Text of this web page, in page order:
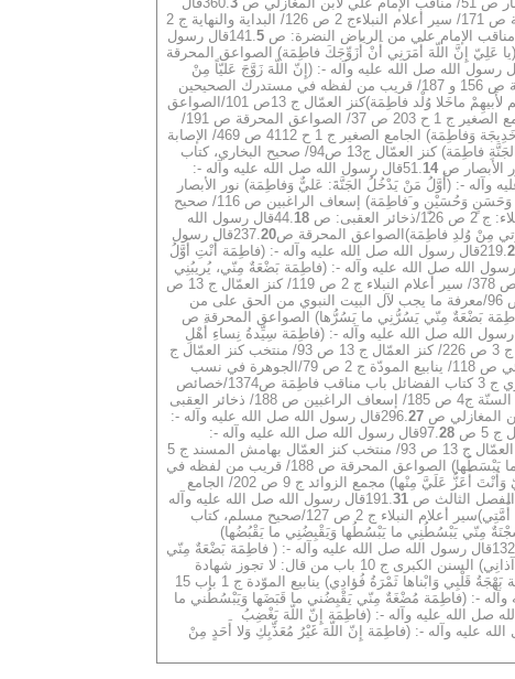
رسول الله صل الله عليه وآله -: (حَسْبُك مِنْ نساء ِالعالَميَن أَرْبَع: مَرْيمَ وَآسيَة وَخَديجَة وَفاطِمَة) مستدرك الصحيحين ج 3 باب مناقب فاطِمَة ص 171/ سير أعلام النبلاءج 2 ص 126/ البداية والنهاية ج 2
الإمام علي من الرياض النضرة: ص 141.5
قال رسول
عَلِيّ إِنَّ اللّهَ أَمَرَنِي أَنْ أُزَوِّجَكَ فاطِمَة) الصواعق المحرقة
رسول الله صل الله عليه وآله -: (إِنّ اللّهَ زَوَّجَ عَليّاً مِنْ
قال رسول الله صل الله عليه وآله -: (كُلُّ بَنِي أُمّ يَنْتَمونَ إِلى عُصْبَةٍ، إِلاّ وُلدَ فاطِمَة) الصواعق المحرقة ص 156 و 187/ قريب من لفظه في مستدرك الصحيحين
قال رسول الله صل الله عليه وآله -: (كُلِّ بَنِي أُنثى عصْبَتُهم لأَبيهِمْ ماخَلا وُلْد فاطِمَة)كنز العمّال ج 13ص 101/الصواعق
قال رسول الله صل الله عليه وآله -: (أَحَبُّ أَهْلِي إِليَّ فاطِمَة) الجامع الصغير ج 1 ح 203 ص 37/ الصواعق المحرقة ص 191/
قال رسول الله صل الله عليه وآله -: (خَيْرُ نِساءِ العالَمين أَرْبَع: مَرْيَم وَآسية وَخَدِيجَة وَفاطِمَة) الجامع الصغير ج 1 ح 4112 ص 469/ الإصابة
قال رسول الله صل الله عليه وآله -: (سيّدَةُ نِساءِ أَهْلِ الجَنَّةِ فاطِمَة) كنز العمّال ج13 ص94/ صحيح البخاري، كتاب
ص 51.14
قال رسول الله صل الله عليه وآله -:
وآله -: (أَوَّلُ مَنْ يَدْخُلُ الجَنَّةَ: عَليٌّ وَفاطِمَة) نور الأبصار
قال رسول الله صل الله عليه وآله -: (أُنْزِلَتْ آيَة ُالتطْهِيرِ فِيْ خَمْسَةٍ فِيَّ، وَفِيْ عَليٍّ وَحَسَنٍ وَحُسَيْنٍ و َفاطِمَة) إسعاف الراغبين ص 116/ صحيح
ص 44. 18
قال رسول الله
مِنْ وُلدِ فاطِمَة)الصواعق المحرقة ص237.20
قال رسول
قال رسول الله صل الله عليه وآله -: (فاطِمَة أَنْتِ أَوَّلُ
الله صل الله عليه وآله -: (فاطِمَة بَضْعَةٌ مِنّي، يُريبُنِي
ما رابَها، وَيُؤذِيني ما آذاهَا) صحيح مسلم ج 5 ص 54/ خصائص الإمام علي للنسائي ص 121 و 122/مصابيح السنّة ج 4 ص 185/ الإصابة ج 4 ص 378/ سير أعلام النبلاء ج 2 ص 119/ كنز العمّال ج 13 ص
97/ وقريب من لفظه في سنن الترمذي ج 3 باب فضل فاطِمَة ص 241/ حلية الأولياء ج 2 ص 40/ منتخب كنز العمّال بهامش المسند ج 5 ص 96/معرفة ما يجب لآل البيت النبوي من الحق على من
بَضْعَةٌ مِنّي يَسُرُّنِي ما يَسُرُّها) الصواعق المحرقة ص
الله صل الله عليه وآله -: (فاطِمَة سِيِّدةُ نِساءِ أَهْلِ
الجَنِّة) صحيح البخاري ج 3 كتاب الفضائل باب مناقب فاطِمَة ص 1374/ مستدرك الصحيحين ج 3 باب مناقب فاطِمَة ص 164/ سنن الترمذي ج 3 ص 226/ كنز العمّال ج 13 ص 93/ منتخب كنز العمّال ج
5 ص 97/ الجامع الصغير ج 2 ص654 ح 5760/ سير أعلام النبلاء ج 2 ص 123/ الصواعق المحرقة ص 187 و191/ خصائص الإمام عليّ للنسائي ص 118/ ينابيع المودّة ج 2 ص 79/الجوهرة في نسب
قال رسول الله صل الله عليه وآله -: (فاطِمَة بَضْعَةُ مِنّي فَمَنْ أَغْضَبَها أَغْضَبَنِي) صحيح البخاري ج 3 كتاب الفضائل باب مناقب فاطِمَة ص1374/خصائص
الإمام عليّ للنسائي ص 122/ الجامع الصغير ج 2 ص 653 ح 5858/ كنزالعمّال ج 3 ص 93 ـ 97/ منتخب بهامش المسند ج 5 ص 96/ مصابيح السنّة ج4 ص 185/ إسعاف الراغبين ص 188/ ذخائر العقبى
ص 296.27
قال رسول الله صل الله عليه وآله -:
28
قال رسول الله صل الله عليه وآله -:
(فاطِمَة بَضْعَةٌ مِنّي يُؤْذيِني ما آذاها وَيَنَصُبَني ما أنَصَبَها) مستدرك الصحيحين ج 3 ص 173/ سنن الترمذي ج 3 باب فضل فاطِمَة ص240/ كنز العمّال ج 13 ص 93/ منتخب كنز العمّال بهامش المسند ج 5
قال رسول الله صل الله عليه وآله -: (فاطِمَة بَضْعَةُ مِنّي يُغْضِبُني ما يُغْضِبُها وَيَبْسُطُني ما يَبْسَطُها) الصواعق المحرقة ص 188/ قريب من لفظه في
قال رسول الله صل الله عليه وآله -: (فاطِمَة أَحَبُّ إِليَّ مِنْكَ يا عَلِيّ وَأَنْتَ أَعَزُّ عَلَيَّ مِنْها) مجمع الزوائد ج 9 ص 202/ الجامع
31
قال رسول الله صل الله عليه وآله
قال رسول الله صل الله عليه وآله -: (فاطِمَة سيِّدَةُ نِساءِ أُمَّتِي)سير أعلام النبلاء ج 2 ص 127/صحيح مسلم، كتاب
مِنّي يَبْسُطُنِي ما يَبْسُطُها وَيَقْبِضُنِي ما يَقْبُضُها)
قال رسول الله صل الله عليه وآله -: ( فاطِمَة بَضْعَةٌ مِنّي
قال رسول الله صل الله عليه وآله -: (فاطِمَة بَضْعَةٌ مِنّي مَنْ آْذاهَا فَقَدْ آذانِي) السنن الكبرى ج 10 باب من قال: لا تجوز شهادة
قال رسول الله صل الله عليه وآله -: (فاطِمَة بَهْجَةُ قَلْبِي وَابْناها ثَمْرَةُ فُؤادِي) ينابيع الموّدة ج 1 باب 15
وآله -: (فاطِمَة مُضْغَةٌ مِنّي يَقْبِضُني ما قَبَضَها وَيَبْسُطُني ما
صل الله عليه وآله -: (فاطِمَة إِنّ اللّهَ يَغْضِبُ
عليه وآله -: (فاطِمَة إِنّ اللّهَ غَيْرُ مُعَذِّبِكِ وَلا أَحَدٍ مِنْ